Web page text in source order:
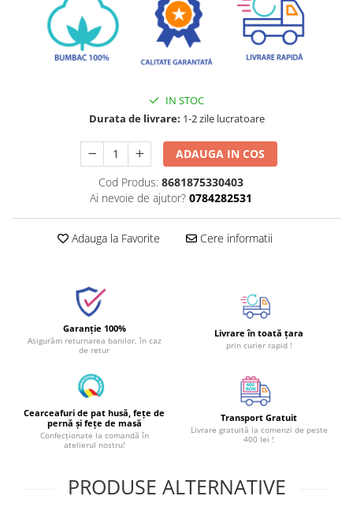
IN STOC
Durata de livrare: 1-2 zile lucratoare
ADAUGA IN COS
Cod Produs: 8681875330403
Ai nevoie de ajutor? 0784282531
Adauga la Favorite Cere informatii
Garanție 100%
Asigurăm returnarea banilor, în caz
de retur
Livrare în toată țara
prin curier rapid !
Cearceafuri de pat husă, fețe de
pernă și fețe de masă
Confecționate la comandă în
atelierul nostru!
Transport Gratuit
Livrare gratuită la comenzi de peste
400 lei !
PRODUSE ALTERNATIVE